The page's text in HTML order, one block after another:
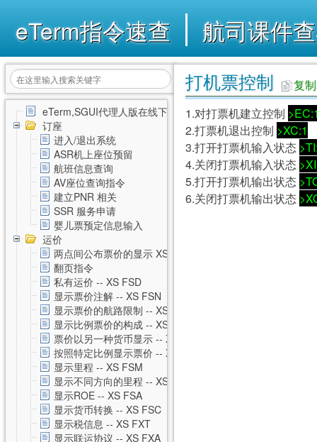
eTerm指令速查 航司课件
eTerm,SGUI代理人版在线下载
订座
进入/退出系统
ASR机上座位预留
航班信息查询
AV座位查询指令
建立PNR 相关
SSR 服务申请
婴儿票预定信息输入
运价
两点间公布票价的显示 XS FSD
翻页指令
私有运价 -- XS FSD
显示票价注解 -- XS FSN
显示票价的航路限制 -- XS FSL
显示比例票价的构成 -- XS FXH
票价以另一种货币显示 -- XS FXC
按照特定比例显示票价 -- XS FXM
显示里程 -- XS FSM
显示不同方向的里程 -- XS FSO
显示ROE -- XS FSA
显示货币转换 -- XS FSC
显示税信息 -- XS FXT
显示联运协议 -- XS FXA
打机票控制
复
1.对打票机建立控制
2.打票机退出控制 >XC:1
3.打开打票机输入状态
4.关闭打票机输入状态
5.打开打票机输出状态
6.关闭打票机输出状态